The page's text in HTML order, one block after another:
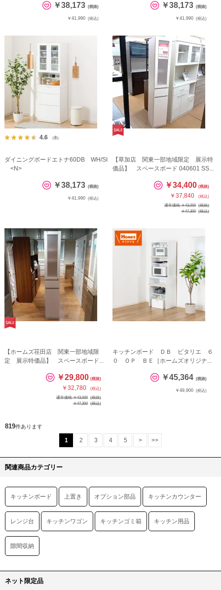
￥38,173 (税抜)
￥41,990 (税込)
￥38,173 (税抜)
￥41,990 (税込)
4.6 （8）
ダイニングボードエトナ60DB WH/SI
<N>
￥38,173 (税抜)
￥41,990 (税込)
【草加店 関東一部地域限定 展示特
価品】 スペースボード 040601 SS...
￥34,400 (税抜)
￥37,840
(税込)
通常価格 ￥43,000 (税抜)
￥47,300 (税込)
【ホームズ荏田店 関東一部地域限
定 展示特価品】 スペースボード...
￥29,800 (税抜)
￥32,780
(税込)
通常価格 ￥43,000 (税抜)
￥47,300 (税込)
キッチンボード ＤＢ ピタリエ ６
０ ＯＰ ＢＥ［ホームズオリジナ...
￥45,364 (税抜)
￥49,900 (税込)
819件あります
1 2 3 4 5 > >>
関連商品カテゴリー
キッチンボード 上置き オプション部品 キッチンカウンター
レンジ台 キッチンワゴン キッチンゴミ箱 キッチン用品
隙間収納
ネット限定品